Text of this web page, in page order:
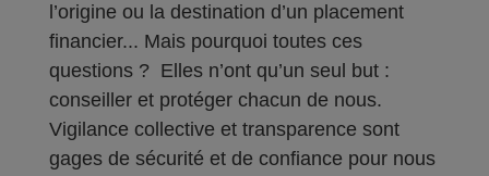
l’origine ou la destination d’un placement
financier... Mais pourquoi toutes ces
questions ? Elles n’ont qu’un seul but :
conseiller et protéger chacun de nous.
Vigilance collective et transparence sont
gages de sécurité et de confiance pour nous